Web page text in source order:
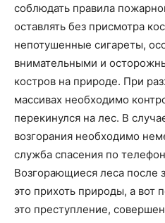
соблюдать правила
оставлять без присмотра
непотушенные сигареты,
внимательными и
костров на природе. При
массивах необходимо
перекинулся на лес. В
возгорания необходимо
служба спасения по
Возгорающиеся леса
это прихоть природы, а вот
это преступление,